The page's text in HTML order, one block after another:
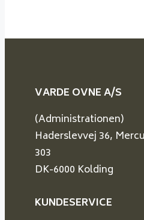
VARDE OVNE A/S
(Administrationen)
Haderslevvej 36,
303
DK-6000 Kolding
KUNDESERVICE